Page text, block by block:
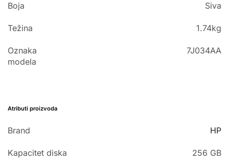
Boja Siva
Težina 1.74kg
Oznaka
modela
7J034AA
Atributi proizvoda
Brand HP
Kapacitet diska 256 GB